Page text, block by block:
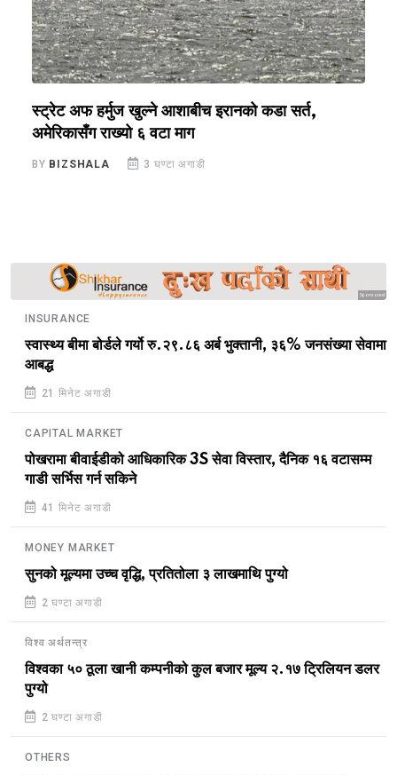
स्ट्रेट अफ हर्मुज खुल्ने आशाबीच इरानको कडा सर्त,
अमेरिकासँग राख्यो ६ वटा माग
BY BIZSHALA 3 घण्टा अगाडी
Sponsored
INSURANCE
स्वास्थ्य बीमा बोर्डले गर्यो रु.२९.८६ अर्ब भुक्तानी, ३६% जनसंख्या सेवामा
आबद्ध
21 मिनेट अगाडी
CAPITAL MARKET
पोखरामा बीवाईडीको आधिकारिक 3S सेवा विस्तार, दैनिक १६ वटासम्म
गाडी सर्भिस गर्न सकिने
41 मिनेट अगाडी
MONEY MARKET
सुनको मूल्यमा उच्च वृद्धि, प्रतितोला ३ लाखमाथि पुग्यो
2 घण्टा अगाडी
विश्व अर्थतन्त्र
विश्वका ५० ठूला खानी कम्पनीको कुल बजार मूल्य २.१७ ट्रिलियन डलर
पुग्यो
2 घण्टा अगाडी
OTHERS